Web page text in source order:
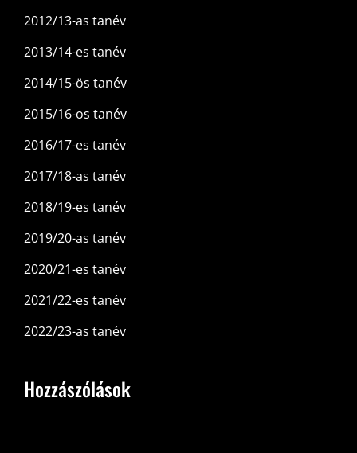
2012/13-as tanév
2013/14-es tanév
2014/15-ös tanév
2015/16-os tanév
2016/17-es tanév
2017/18-as tanév
2018/19-es tanév
2019/20-as tanév
2020/21-es tanév
2021/22-es tanév
2022/23-as tanév
Hozzászólások